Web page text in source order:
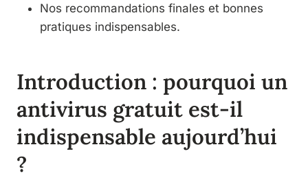
Nos recommandations finales et bonnes
pratiques indispensables.
Introduction : pourquoi un
antivirus gratuit est-il
indispensable aujourd’hui
?